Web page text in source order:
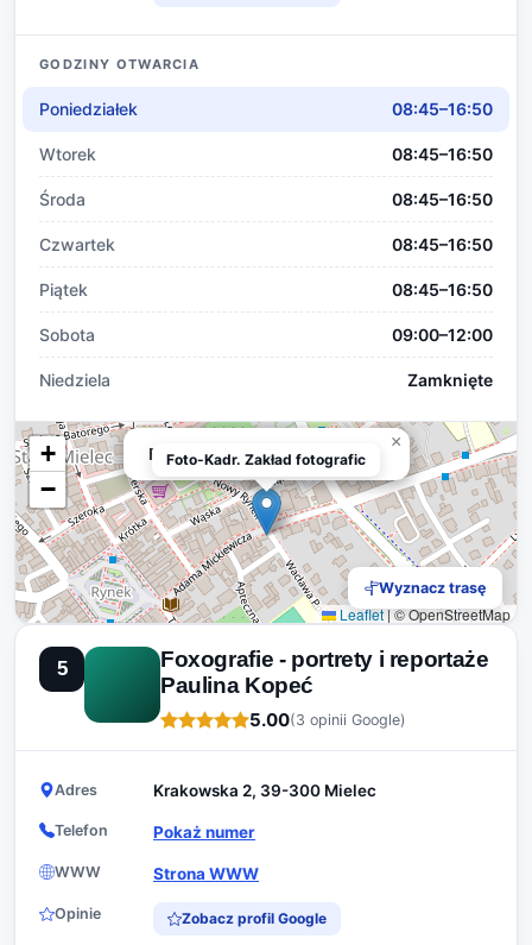
GODZINY OTWARCIA
Poniedziałek 08:45–16:50
Wtorek 08:45–16:50
Środa 08:45–16:50
Czwartek 08:45–16:50
Piątek 08:45–16:50
Sobota 09:00–12:00
Niedziela Zamknięte
Foto-Kadr. Zakład fotograficzny
×
+
−
Leaflet|© OpenStreetMap
Foto-Kadr. Zakład fotografic
Wyznacz trasę
5
Foxografie - portrety i reportaże
Paulina Kopeć
5.00(3 opinii Google)
Adres Krakowska 2, 39-300 Mielec
Telefon Pokaż numer
WWW Strona WWW
Opinie Zobacz profil Google